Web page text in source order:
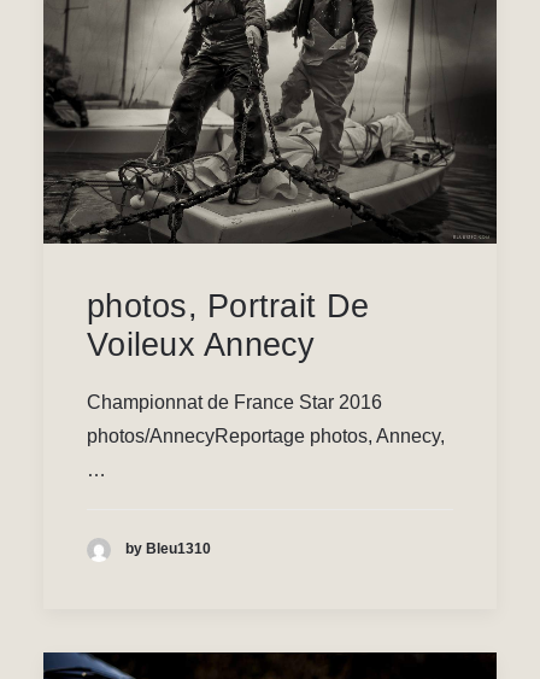
photos, Portrait De
Voileux Annecy
Championnat de France Star 2016
photos/AnnecyReportage photos, Annecy,
…
by Bleu1310